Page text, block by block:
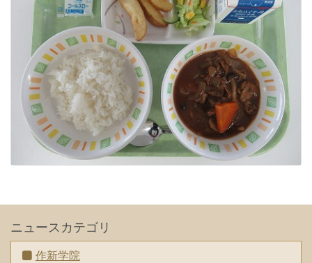
ニュースカテゴリ
作新学院